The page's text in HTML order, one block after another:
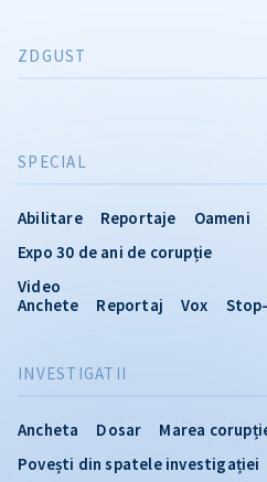
INVESTIGATII
Ancheta Dosar
Marea
Povești din spatele investigației
SPECIAL
Abilitare Reportaje Oameni
Expo 30 de ani de corupție
Video
Anchete
Reportaj Vox
ZDGUST